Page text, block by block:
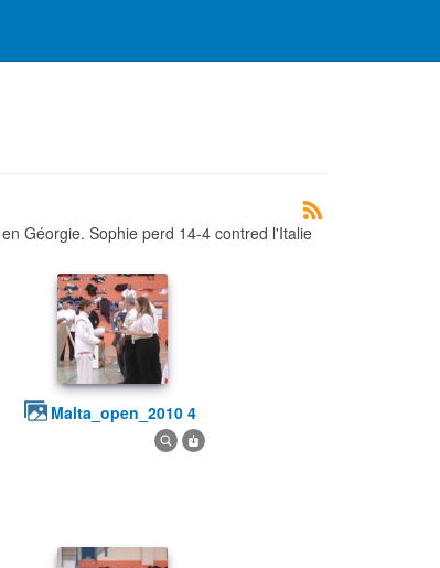
Géorgie. Sophie perd 14-4 contred l'Italie
malta_open_2010 4